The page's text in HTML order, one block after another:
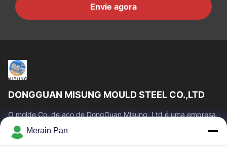
Envie agora
DONGGUAN MISUNG MOULD STEEL CO.,LTD
O molde Co. de aço de DongGuan Misung, Ltd é uma empresa
principal do plástico da fonte morre o aço de aço, quente do
trabalho, aço frio do...
Links Rápidos
Merain Pan